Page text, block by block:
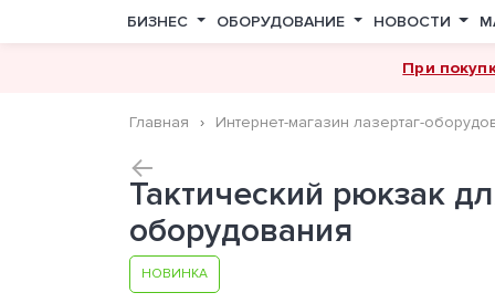
БИЗНЕС ОБОРУДОВАНИЕ НОВОСТИ
При
Главная Интернет-магазин лазертаг-
Тактический рюкзак
оборудования
НОВИНКА